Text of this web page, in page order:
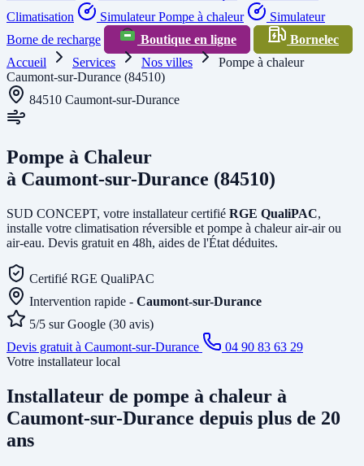
Climatisation
Simulateur Pompe à chaleur
Simulateur
Borne de recharge
Boutique en ligne
Bornelec
Accueil
Services Nos villes
Pompe à chaleur
Caumont-sur-Durance (84510)
84510 Caumont-sur-Durance
Pompe à Chaleur
à Caumont-sur-Durance (84510)
SUD CONCEPT, votre installateur certifié RGE QualiPAC,
installe votre climatisation réversible et pompe à chaleur air-air ou
air-eau. Devis gratuit en 48h, aides de l'État déduites.
Certifié RGE QualiPAC
Intervention rapide - Caumont-sur-Durance
5/5 sur Google (30 avis)
Devis gratuit à Caumont-sur-Durance
04 90 83 63 29
Votre installateur local
Installateur de pompe à chaleur à
Caumont-sur-Durance depuis plus de 20
ans